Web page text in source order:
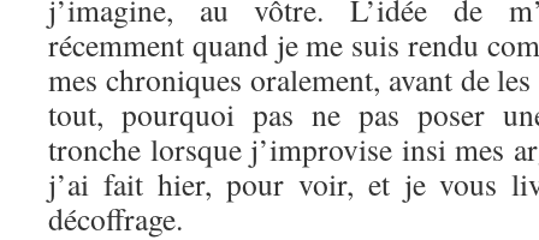
j’imagine, au vôtre. L’idée de
récemment quand je me suis rendu
mes chroniques oralement, avant de
tout, pourquoi pas ne pas poser
tronche lorsque j’improvise insi mes
j’ai fait hier, pour voir, et je vous
décoffrage.